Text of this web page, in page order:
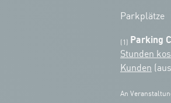
Parkplätze
(1) Parking
Stunden
Kunden
An